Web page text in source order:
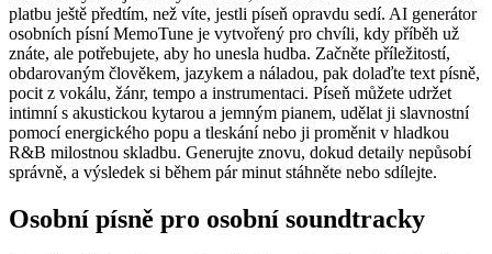
platbu ještě předtím, než víte, jestli píseň opravdu sedí. AI generátor
osobních písní MemoTune je vytvořený pro chvíli, kdy příběh už
znáte, ale potřebujete, aby ho unesla hudba. Začněte příležitostí,
obdarovaným člověkem, jazykem a náladou, pak dolaďte text písně,
pocit z vokálu, žánr, tempo a instrumentaci. Píseň můžete udržet
intimní s akustickou kytarou a jemným pianem, udělat ji slavnostní
pomocí energického popu a tleskání nebo ji proměnit v hladkou
R&B milostnou skladbu. Generujte znovu, dokud detaily nepůsobí
správně, a výsledek si během pár minut stáhněte nebo sdílejte.
Osobní písně pro osobní soundtracky